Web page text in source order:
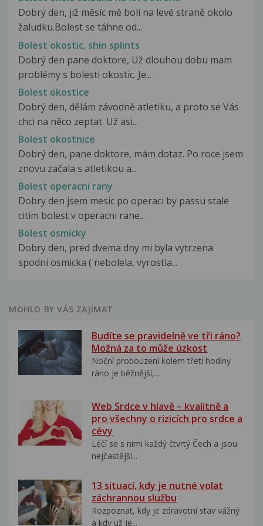
Dobrý den, již měsíc mě bolí na levé straně okolo
žaludku.Bolest se táhne od...
Bolest okostic, shin splints
Dobrý den pane doktore, Už dlouhou dobu mam
problémy s bolesti okostic. Je...
Bolest okostice
Dobrý den, dělám závodně atletiku, a proto se Vás
chci na něco zeptat. Už asi...
Bolest okostnice
Dobrý den, pane doktore, mám dotaz. Po roce jsem
znovu začala s atletikou a...
Bolest operacni rany
Dobry den jsem mesic po operaci by passu stale
citim bolest v operacni rane...
Bolest osmicky
Dobry den, pred dvema dny mi byla vytrzena
spodni osmicka ( nebolela, vyrostla...
MOHLO BY VÁS ZAJÍMAT
Budíte se pravidelně ve tři ráno?
Možná za to může úzkost
Noční probouzení kolem třetí hodiny
ráno je běžnější,...
Web Srdce v hlavě – kvalitně a
pro všechny o rizicích pro srdce a
cévy
Léčí se s nimi každý čtvrtý Čech a jsou
nejčastější...
13 situací, kdy je nutné volat
záchrannou službu
Rozpoznat, kdy je zdravotní stav vážný
a kdy už je...